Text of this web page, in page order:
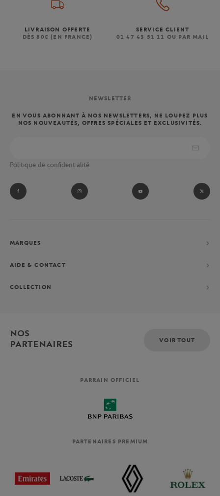
LIVRAISON OFFERTE
DÈS 80€ (EN FRANCE)
SERVICE CLIENT
01 47 43 51 11 OU PAR MAIL
NEWSLETTER
EN VOUS ABONNANT À NOS NEWSLETTERS, NE LOUPEZ PLUS
NOS NOUVEAUTÉS, OFFRES SPÉCIALES ET EXCLUSIVITÉS.
Politique de confidentialité
MARQUES
AIDE & CONTACT
COLLECTION
NOS
PARTENAIRES
VOIR TOUT
PARRAIN OFFICIEL
PARTENAIRES PREMIUM